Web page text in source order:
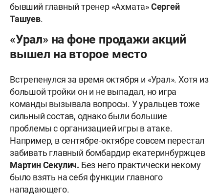
бывший главный тренер «Ахмата»Сергей
Ташуев.
«Урал» на фоне продажи акций
вышел на второе место
Встрепенулся за время октября и «Урал». Хотя из
большой тройки он и не выпадал, но игра
команды вызывала вопросы. У уральцев тоже
сильный состав, однако были большие
проблемы с организацией игры в атаке.
Например, в сентябре-октябре совсем перестал
забивать главный бомбардир екатеринбуржцев
Мартин Секулич. Без него практически некому
было взять на себя функции главного
нападающего.